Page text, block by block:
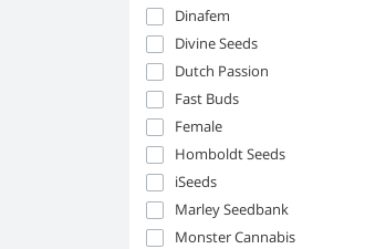
Dinafem
Divine Seeds
Dutch Passion
Fast Buds
Female
Homboldt Seeds
iSeeds
Marley Seedbank
Monster Cannabis